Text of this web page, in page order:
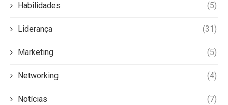
Habilidades (5)
Liderança (31)
Marketing (5)
Networking (4)
Notícias (7)